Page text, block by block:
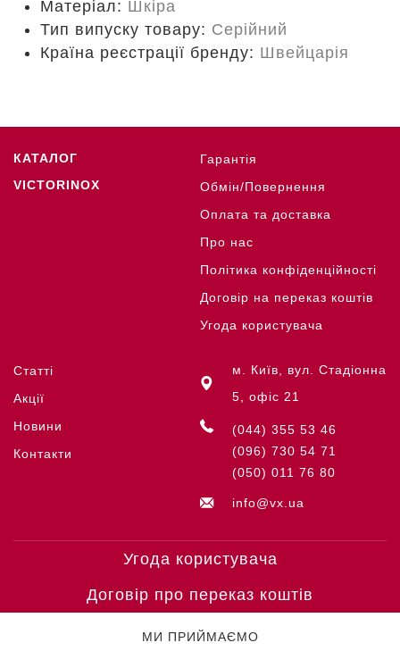
Матеріал: Шкіра
Тип випуску товару: Серійний
Країна реєстрації бренду: Швейцарія
КАТАЛОГ
VICTORINOX
Гарантія
Обмін/Повернення
Оплата та доставка
Про нас
Політика конфіденційності
Договір на переказ коштів
Угода користувача
Статті
Акції
Новини
Контакти
м. Київ, вул. Стадіонна
5, офіс 21
(044) 355 53 46
(096) 730 54 71
(050) 011 76 80
info@vx.ua
Угода користувача
Договір про переказ коштів
МИ ПРИЙМАЄМО